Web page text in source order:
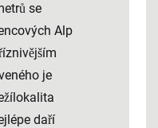
se
Alp
je
daří